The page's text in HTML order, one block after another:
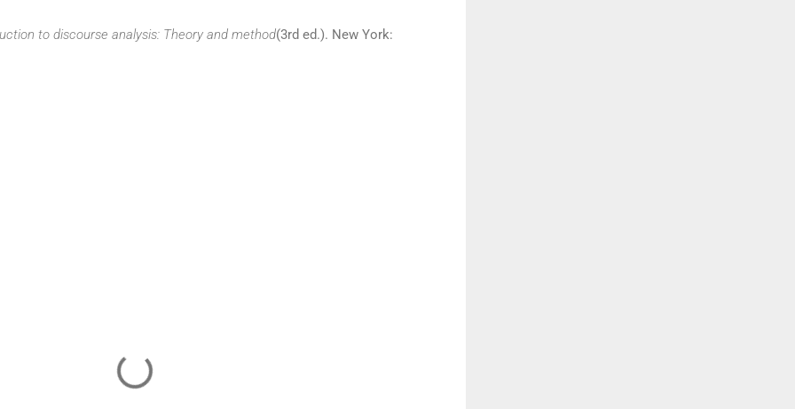
to discourse analysis: Theory and method(3rd ed.). New York: